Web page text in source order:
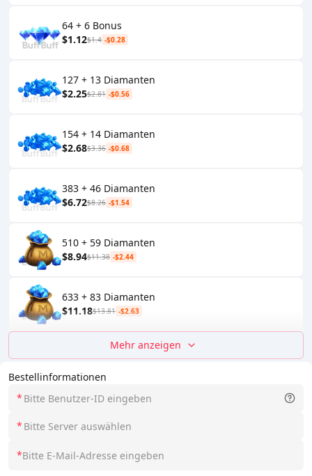
Bestellinformationen
*
*
*
64 + 6 Bonus
$1.12$1.4 -$0.28
127 + 13 Diamanten
$2.25$2.81 -$0.56
154 + 14 Diamanten
$2.68$3.36 -$0.68
383 + 46 Diamanten
$6.72$8.26 -$1.54
510 + 59 Diamanten
$8.94$11.38 -$2.44
633 + 83 Diamanten
$11.18$13.81 -$2.63
Mehr anzeigen